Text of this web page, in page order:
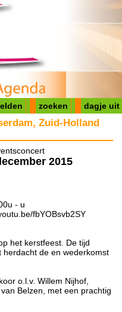
zoeken dagje uit
Zuid-Holland
2015
- u
fbYOBsvb2SY
het kerstfeest. De tijd
de en wederkomst
o.l.v. Willem Nijhof,
Belzen, met een prachtig